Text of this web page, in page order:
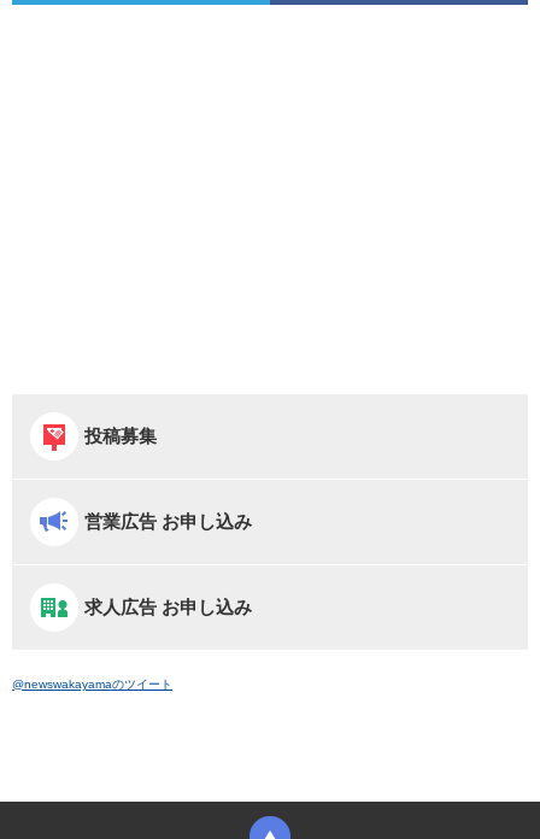
投稿募集
営業広告 お申し込み
求人広告 お申し込み
@newswakayamaのツイート